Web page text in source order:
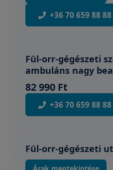
+36 70 659 88 88
Fül-orr-gégészeti
ambuláns nagy
82 990 Ft
+36 70 659 88 88
Fül-orr-gégészeti